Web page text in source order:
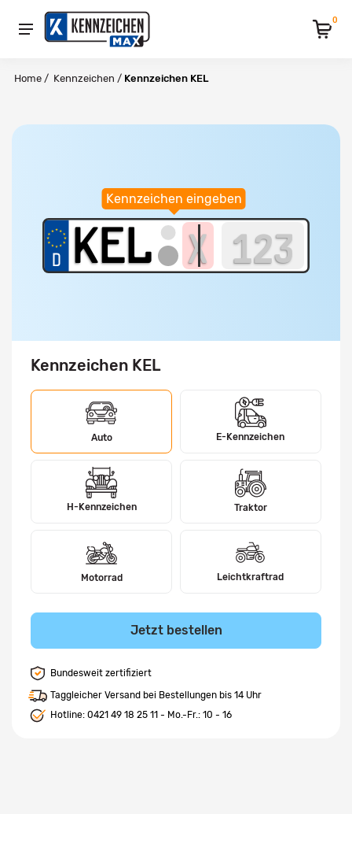
0
Home / Kennzeichen / Kennzeichen KEL
Kennzeichen eingeben
Kennzeichen KEL
Auto E-Kennzeichen
H-Kennzeichen Traktor
Motorrad Leichtkraftrad
Jetzt bestellen
Bundesweit zertifiziert
Taggleicher Versand bei Bestellungen bis 14 Uhr
Hotline: 0421 49 18 25 11 - Mo.-Fr.: 10 - 16